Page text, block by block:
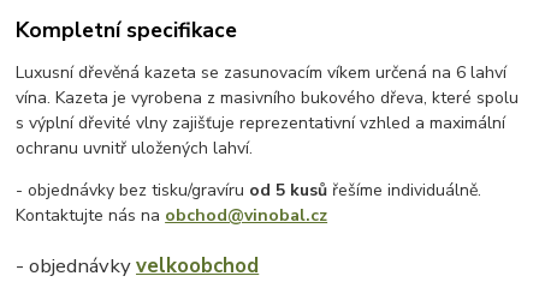
Kompletní specifikace
Luxusní dřevěná kazeta se zasunovacím víkem určená na 6 lahví
vína. Kazeta je vyrobena z masivního bukového dřeva, které spolu
s výplní dřevité vlny zajišťuje reprezentativní vzhled a maximální
ochranu uvnitř uložených lahví.
- objednávky bez tisku/gravíru od 5 kusů řešíme individuálně.
Kontaktujte nás na obchod@vinobal.cz
- objednávkyvelkoobchod